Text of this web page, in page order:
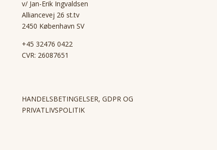
v/ Jan-Erik Ingvaldsen
Alliancevej 26 st.tv
2450 København SV
+45 32476 0422
CVR: 26087651
HANDELSBETINGELSER, GDPR OG
PRIVATLIVSPOLITIK